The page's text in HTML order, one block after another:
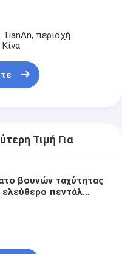
περιοχή
Τιμή Για
βουνών ταχύτητας
ελεύθερο πεντάλ